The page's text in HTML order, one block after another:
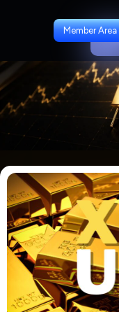
Member Area